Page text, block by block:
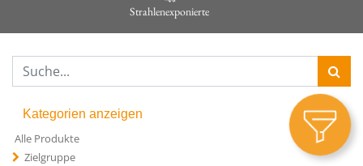
Strahlenexponierte
Kategorien anzeigen
Alle Produkte
Zielgruppe